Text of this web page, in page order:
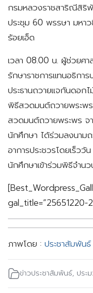
กรมหลวงราชสาริณีสิริ
ประชุม 60 พรรษา มหา
ร้อยเอ็ด
เวลา 08.00 น. ผู้ช่วยศ
รักษาราชการแทนอธิกา
ประธานถวายแจกันดอก
พิธีสวดมนต์ถวายพระพ
สวดมนต์ถวายพระพร จ
นักศึกษา ได้ร่วมลงนาม
อาการประชวรโดยเร็ว
นักศึกษาเข้าร่วมพิธีจำน
gal_title=”25651220-
ภาพโดย : ประชาสัมพัน
ข่าวประชาสัมพันธ์, ประ